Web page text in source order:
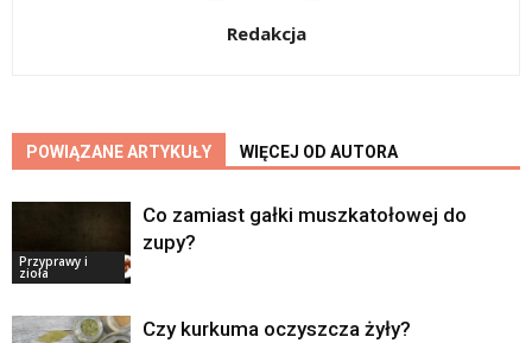
Redakcja
POWIĄZANE ARTYKUŁY WIĘCEJ OD AUTORA
Przyprawy i
zioła
Co zamiast gałki muszkatołowej do
zupy?
Czy kurkuma oczyszcza żyły?